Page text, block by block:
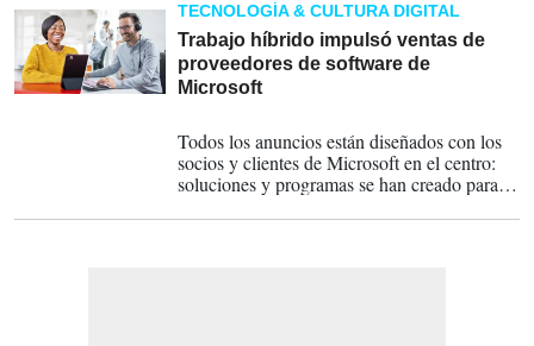
TECNOLOGÍA & CULTURA DIGITAL
Trabajo híbrido impulsó ventas de
proveedores de software de
Microsoft
Todos los anuncios están diseñados con los
socios y clientes de Microsoft en el centro:
soluciones y programas se han creado para
transformar la forma en que trabajan y